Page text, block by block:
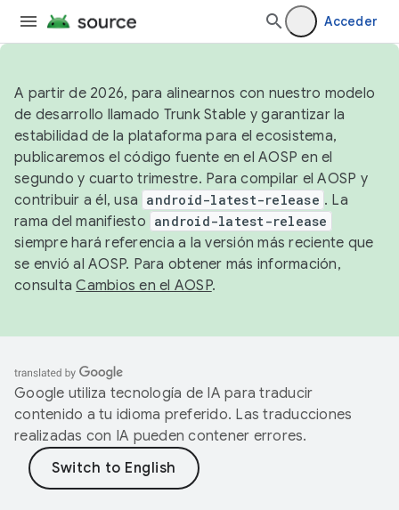
Acceder
A partir de 2026, para alinearnos con nuestro modelo
de desarrollo llamado Trunk Stable y garantizar la
estabilidad de la plataforma para el ecosistema,
publicaremos el código fuente en el AOSP en el
segundo y cuarto trimestre. Para compilar el AOSP y
contribuir a él, usa android-latest-release . La
rama del manifiesto android-latest-release
siempre hará referencia a la versión más reciente que
se envió al AOSP. Para obtener más información,
consultaCambios en el AOSP.
Google utiliza tecnología de IA para traducir
contenido a tu idioma preferido. Las traducciones
realizadas con IA pueden contener errores.